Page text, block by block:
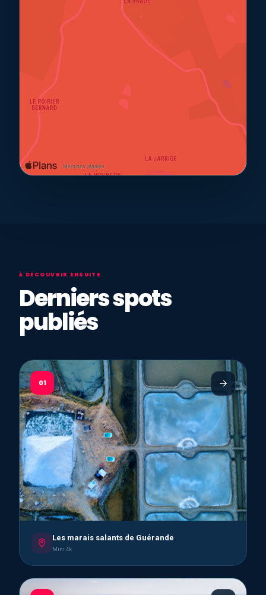
À DÉCOUVRIR ENSUITE
Derniers spots
publiés
01
Les marais salants de Guérande
Mini 4k